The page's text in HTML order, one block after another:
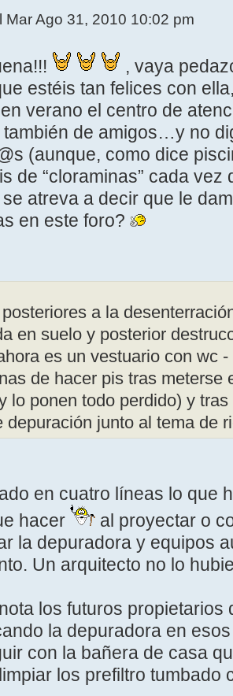
Mar Ago 31, 2010 10:02 pm
, vaya
estéis tan felices con
verano el centro de
también de amigos…y no
(aunque, como dice
de “cloraminas” cada
atreva a decir que le
en este foro?
a la
en suelo y posterior
es un vestuario con wc
de hacer pis tras meterse
lo ponen todo perdido) y
depuración junto al tema de
en cuatro líneas lo que
hacer
al proyectar o
la depuradora y equipos
Un arquitecto no lo
los futuros propietarios
la depuradora en
con la bañera de casa
los prefiltro tumbado